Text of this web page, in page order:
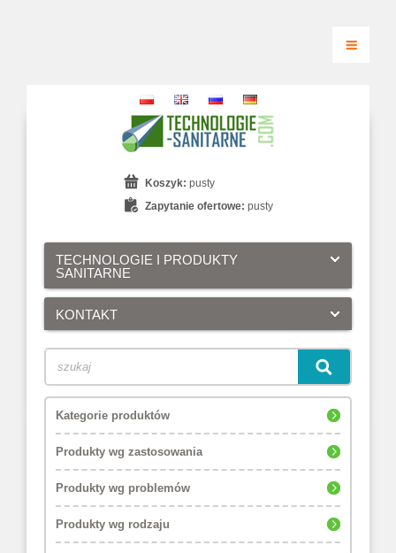
TECHNOLOGIE I PRODUKTY
SANITARNE
KONTAKT
Koszyk: pusty
Zapytanie ofertowe: pusty
Kategorie produktów
Produkty wg zastosowania
Produkty wg problemów
Produkty wg rodzaju